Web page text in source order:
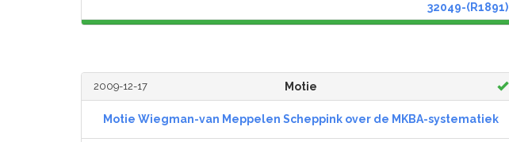
32049-(R1891)
2009-12-17 Motie
Motie Wiegman-van Meppelen Scheppink over de MKBA-systematiek